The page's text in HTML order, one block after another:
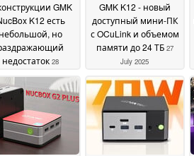
GMK
K12 есть
но
недостаток 28
September 2025
GMK K12 - новый
доступный мини-ПК
с OCuLink и объемом
памяти до 24 ТБ 27
July 2025